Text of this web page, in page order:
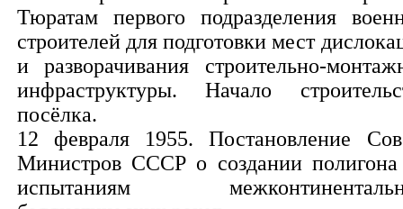
Тюратам первого подразделения
строителей для подготовки мест
и разворачивания строительно-
инфраструктуры. Начало
посёлка.
12 февраля 1955. Постановление
Министров СССР о создании
испытаниям